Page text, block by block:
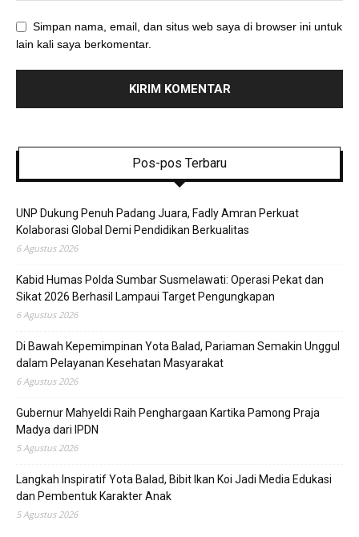
Simpan nama, email, dan situs web saya di browser ini untuk
lain kali saya berkomentar.
Pos-pos Terbaru
UNP Dukung Penuh Padang Juara, Fadly Amran Perkuat
Kolaborasi Global Demi Pendidikan Berkualitas
6 Agustus 2026
Kabid Humas Polda Sumbar Susmelawati: Operasi Pekat dan
Sikat 2026 Berhasil Lampaui Target Pengungkapan
6 Agustus 2026
Di Bawah Kepemimpinan Yota Balad, Pariaman Semakin Unggul
dalam Pelayanan Kesehatan Masyarakat
6 Agustus 2026
Gubernur Mahyeldi Raih Penghargaan Kartika Pamong Praja
Madya dari IPDN
5 Agustus 2026
Langkah Inspiratif Yota Balad, Bibit Ikan Koi Jadi Media Edukasi
dan Pembentuk Karakter Anak
5 Agustus 2026